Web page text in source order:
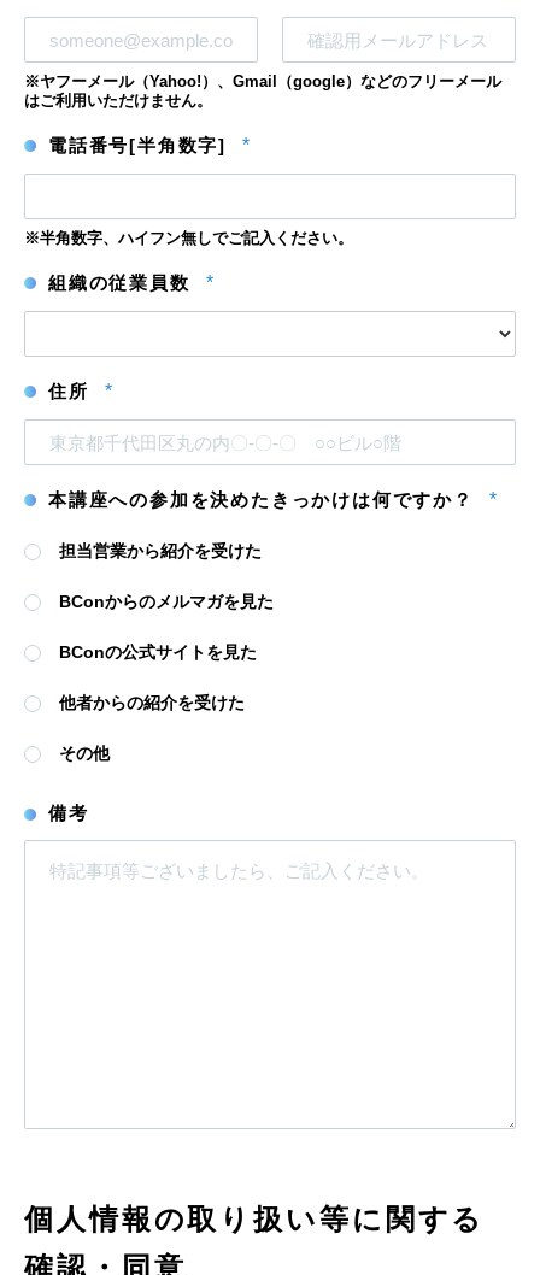
メ
ー
ル
ド
メ
ー
確
認
※ヤフーメール（Yahoo!）、Gmail（google）などのフリーメール
はご利用いただけません。
電話番号[半角数字] *
※半角数字、ハイフン無しでご記入ください。
組織の従業員数 *
住所 *
本講座への参加を決めたきっかけは何ですか？ *
担当営業から紹介を受けた
BConからのメルマガを見た
BConの公式サイトを見た
他者からの紹介を受けた
その他
備考
個人情報の取り扱い等に関する
確認・同意